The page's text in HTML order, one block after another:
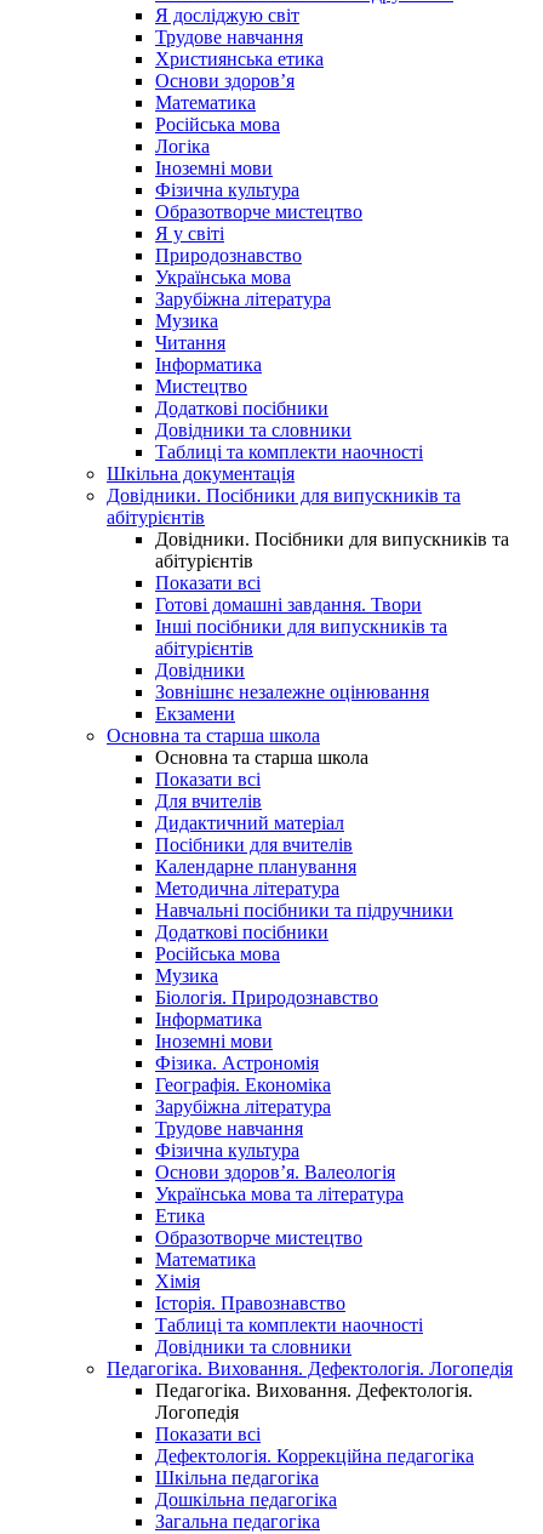
Я досліджую світ
Трудове навчання
Християнська етика
Основи здоров’я
Математика
Російська мова
Логіка
Іноземні мови
Фізична культура
Образотворче мистецтво
Я у світі
Природознавство
Українська мова
Зарубіжна література
Музика
Читання
Інформатика
Мистецтво
Додаткові посібники
Довідники та словники
Таблиці та комплекти наочності
Шкільна документація
Довідники. Посібники для випускників та
абітурієнтів
Довідники. Посібники для випускників та
абітурієнтів
Показати всі
Готові домашні завдання. Твори
Інші посібники для випускників та
абітурієнтів
Довідники
Зовнішнє незалежне оцінювання
Екзамени
Основна та старша школа
Основна та старша школа
Показати всі
Для вчителів
Дидактичний матеріал
Посібники для вчителів
Календарне планування
Методична література
Навчальні посібники та підручники
Додаткові посібники
Російська мова
Музика
Біологія. Природознавство
Інформатика
Іноземні мови
Фізика. Астрономія
Географія. Економіка
Зарубіжна література
Трудове навчання
Фізична культура
Основи здоров’я. Валеологія
Українська мова та література
Етика
Образотворче мистецтво
Математика
Хімія
Історія. Правознавство
Таблиці та комплекти наочності
Довідники та словники
Педагогіка. Виховання. Дефектологія. Логопедія
Педагогіка. Виховання. Дефектологія.
Логопедія
Показати всі
Дефектологія. Коррекційна педагогіка
Шкільна педагогіка
Дошкільна педагогіка
Загальна педагогіка